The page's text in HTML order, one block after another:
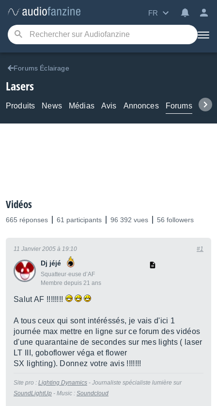
FR
Forums Éclairage
Lasers
Produits News Médias Avis Annonces Forums
Vidéos
665 réponses 61 participants 96 392 vues 56 followers
Dj jéjé
Squatteur·euse d’AF
Membre depuis 21 ans
11 Janvier 2005 à 19:10 #1
Salut AF !!!!!!!!
A tous ceux qui sont intéréssés, je vais d'ici 1
journée max mettre en ligne sur ce forum des vidéos
d'une quarantaine de secondes sur mes lights ( laser
LT III, goboflower véga et flower
SX lighting). Donnez votre avis !!!!!!!
Site pro : Lighting Dynamics - Journaliste spécialiste lumière sur
SoundLightUp - Music : Soundcloud